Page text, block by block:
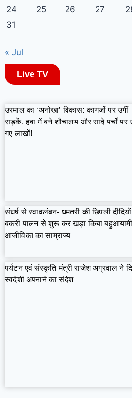
24
25 26 27
31
« Jul
Live TV
उरमाल का ‘अनोखा’ विकास: कागजों पर उगीं
सड़कें, हवा में बने शौचालय और सादे पर्चों पर
गए लाखों!
संघर्ष से स्वावलंबन- धमतरी की छिपली
बकरी पालन से शुरू कर खड़ा किया बहुआयामी
आजीविका का साम्राज्य
पर्यटन एवं संस्कृति मंत्री राजेश अग्रवाल ने
स्वदेशी अपनाने का संदेश